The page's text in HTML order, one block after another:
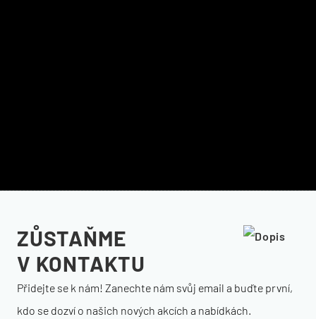
ZŮSTAŇME
V KONTAKTU
Přidejte se k nám! Zanechte nám svůj email a buďte první,
kdo se dozví o našich nových akcích a nabídkách.